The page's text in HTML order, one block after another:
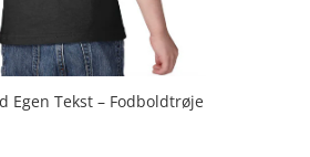
Egen Tekst – Fodboldtrøje